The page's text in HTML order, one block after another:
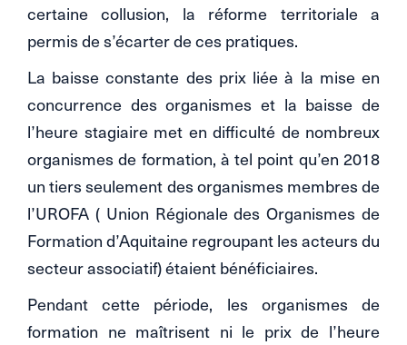
certaine collusion, la réforme territoriale a
permis de s’écarter de ces pratiques.
La baisse constante des prix liée à la mise en
concurrence des organismes et la baisse de
l’heure stagiaire met en difficulté de nombreux
organismes de formation, à tel point qu’en 2018
un tiers seulement des organismes membres de
l’UROFA ( Union Régionale des Organismes de
Formation d’Aquitaine regroupant les acteurs du
secteur associatif) étaient bénéficiaires.
Pendant cette période, les organismes de
formation ne maîtrisent ni le prix de l’heure